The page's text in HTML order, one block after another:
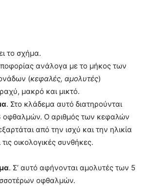
το σχήμα.
ανάλογα με το μήκος των
(κεφαλές, αμολυτές)
μακρό και μικτό.
. Στο κλάδεμα αυτό διατηρούνται
οφθαλμών. Ο αριθμός των κεφαλών
από την ισχύ και την ηλικία
οικολογικές συνθήκες.
. Σ’ αυτό αφήνονται αμολυτές των 5
οφθαλμών.